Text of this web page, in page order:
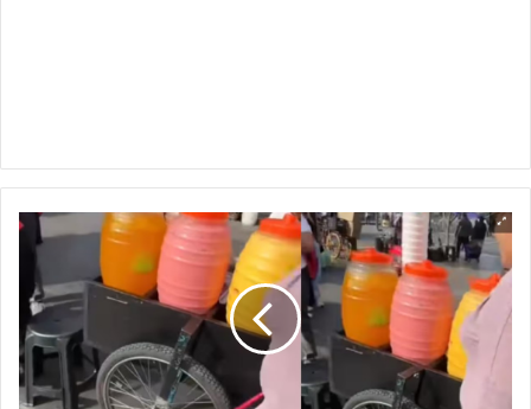
“No
son
exhiben
cómo
bloquean
guías
para